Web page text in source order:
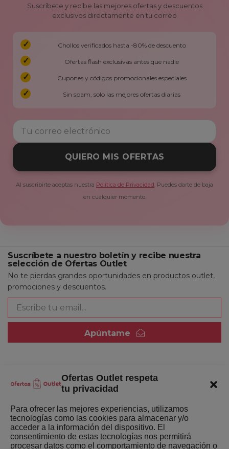
Ofertas Outlet respeta
tu privacidad
Para ofrecer las mejores experiencias, utilizamos
tecnologías como las cookies para almacenar y/o
acceder a la información del dispositivo. El
consentimiento de estas tecnologías nos permitirá
procesar datos como el comportamiento de navegación o
Suscríbete y recibe las mejores ofertas y descuentos
exclusivos directamente en tu correo
Chollos verificados hasta -80% de descuento
Ofertas flash exclusivas antes que nadie
Cupones y códigos promocionales especiales
Sin spam, solo las mejores ofertas diarias
QUIERO MIS OFERTAS
Al suscribirte aceptas nuestra Política de Privacidad . Puedes darte de baja
en cualquier momento.
Suscríbete a nuestro boletín y recibe nuestra
selección de Ofertas Outlet
No te pierdas grandes oportunidades en productos outlet,
promociones y descuentos.
Apúntame
Quienes somos
Últimas Novedades
Mejores ofertas de la semana